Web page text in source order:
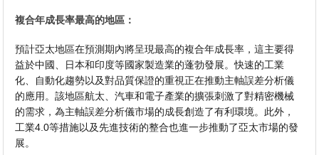
複合年成長率最高的地區：
預計亞太地區在預測期內將呈現最高的複合年成長率，這主要得
益於中國、日本和印度等國家製造業的蓬勃發展。快速的工業
化、自動化趨勢以及對品質保證的重視正在推動主軸誤差分析儀
的應用。該地區航太、汽車和電子產業的擴張刺激了對精密機械
的需求，為主軸誤差分析儀市場的成長創造了有利環境。此外，
工業4.0等措施以及先進技術的整合也進一步推動了亞太市場的發
展。